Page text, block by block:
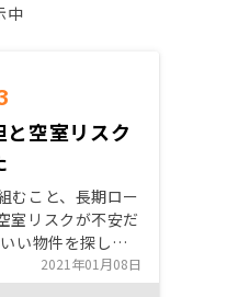
中
と空室リスク
むこと、長期ロー
室リスクが不安だ
2021年01月08日